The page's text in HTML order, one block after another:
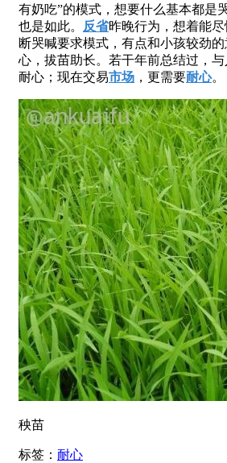
有奶吃”的模式，想要什么基本都是
也是如此。
反省昨晚行为，想着能
断哭喊要求模式，有点和小孩较劲
心，拔苗助长。若干年前总结过，
耐心；现在交易市场 ，更需要耐心。
秧苗
标签： 耐心